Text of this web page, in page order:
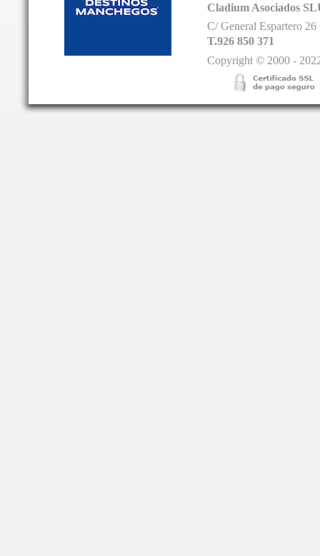
Cladium Asociados
C/ General Espartero
T.926 850 371
Copyright © 2000 -